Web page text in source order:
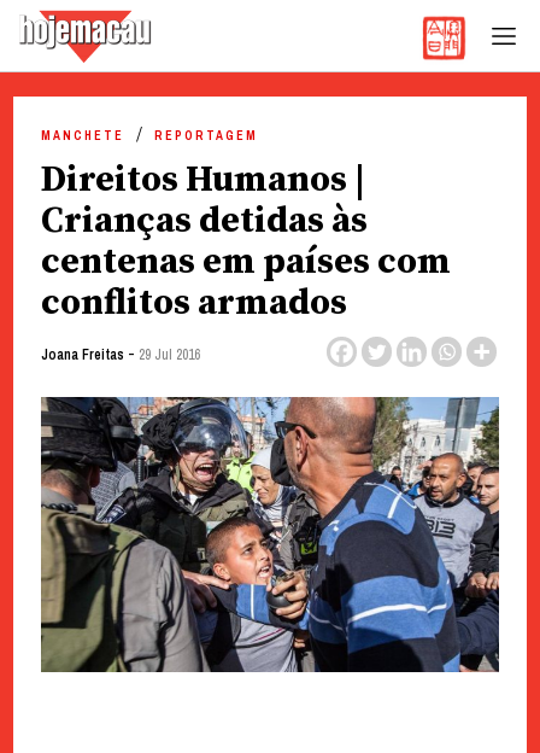
content
MANCHETE REPORTAGEM
Direitos Humanos |
Crianças detidas às
centenas em países com
conflitos armados
Joana Freitas - 29 Jul 2016